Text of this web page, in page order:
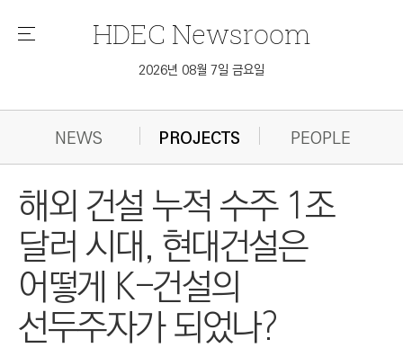
메
HDEC Newsroom
2026년 08월 7일 금요일
NEWS PROJECTS PEOPLE
해외 건설 누적 수주 1조
달러 시대, 현대건설은
어떻게 K-건설의
선두주자가 되었나?